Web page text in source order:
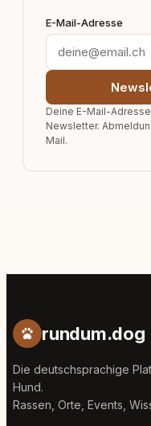
E-Mail-Adresse
Deine E-Mail-
Newsletter.
Mail.
rundum.dog
Die deutschsprachige
Hund.
Rassen, Orte, Events,